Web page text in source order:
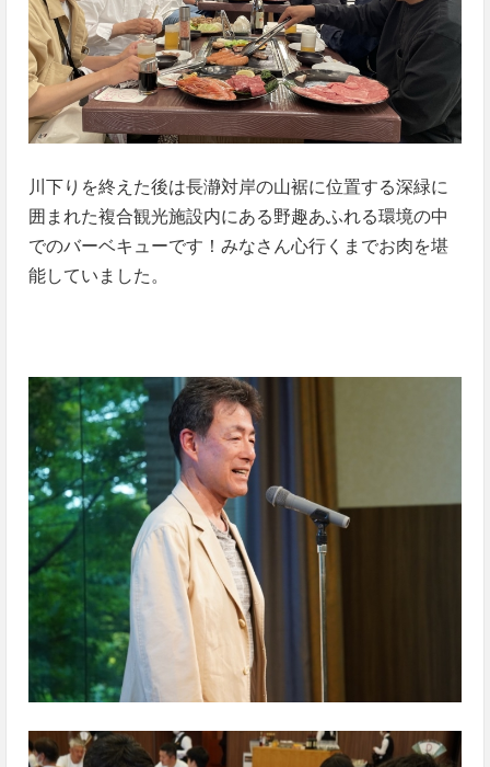
川下りを終えた後は長瀞対岸の山裾に位置する深緑に
囲まれた複合観光施設内にある野趣あふれる環境の中
でのバーベキューです！みなさん心行くまでお肉を堪
能していました。